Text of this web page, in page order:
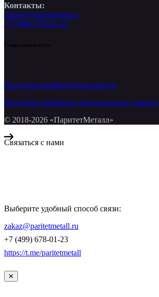
Контакты:
zakaz@paritetmetall.ru
+7 (499) 678-01-23
Социальные сети
Политика конфиденциальности
Политика обработки персональных данных
© 2018-2026 «ПаритетМеталл»
Связаться с нами
Выберите удобный способ связи:
zakaz@paritetmetall.ru
+7 (499) 678-01-23
https://t.me/paritetmetall
✕